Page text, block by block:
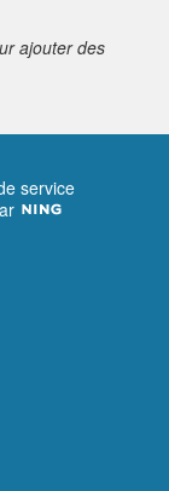
ajouter des
service